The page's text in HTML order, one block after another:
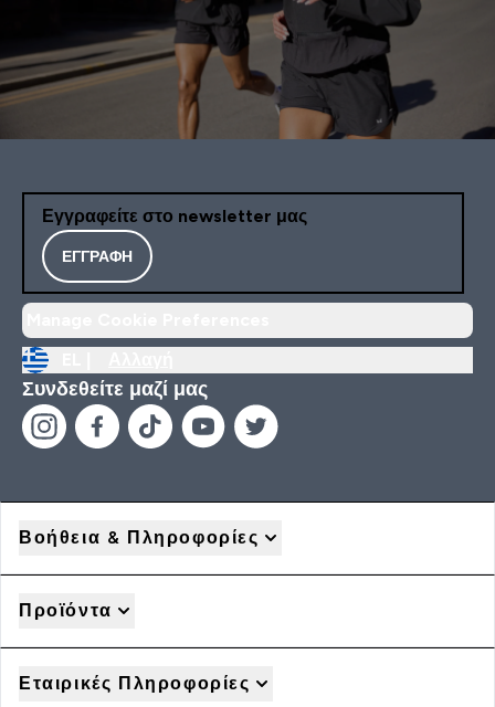
Εγγραφείτε στο newsletter μας
ΕΓΓΡΑΦΉ
Συνδεθείτε μαζί μας
Βοήθεια & Πληροφορίες
Προϊόντα
Εταιρικές Πληροφορίες